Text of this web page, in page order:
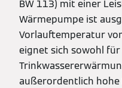
BW 113) mit einer
Wärmepumpe ist
Vorlauftemperatur
eignet sich sowohl für
außerordentlich hohe